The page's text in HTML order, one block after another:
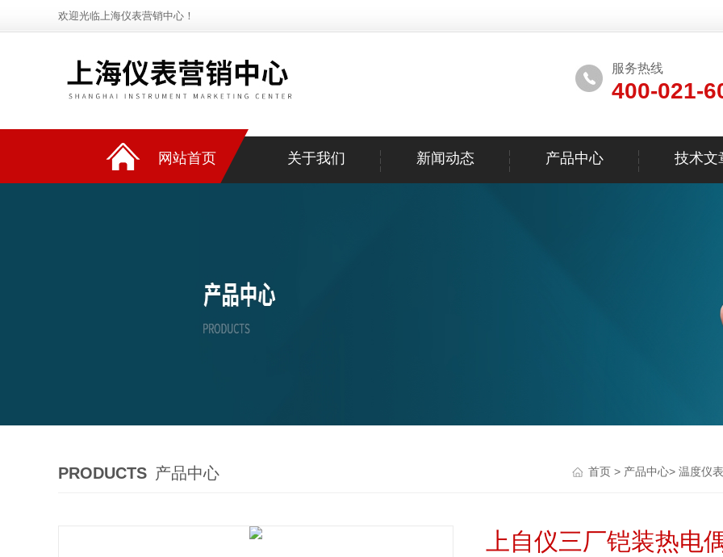
欢迎光临上海仪表营销中心！
服务热线
400-021-
网站首页 关于我们 新闻动态 产品中心 技术文
PRODUCTS 产品中心 首页 > 产品中心> 温度仪
上自仪三厂铠装热电